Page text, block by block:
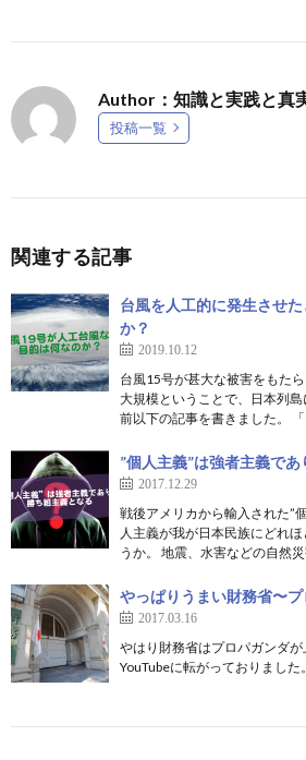
Author：知識と実践と真
投稿一覧
関連する記事
台風を人工的に発生させ
か？
2019.10.12
台風15号が甚大な被害をもた
大規模ということで、日本列
前以下の記事を書きました。
”個人主義”は強者主義で
2017.12.29
戦後アメリカから輸入された”
人主義が我が日本民族にどれ
うか。 地震、水害などの自然
やっぱりうまい財務省〜
2017.03.16
やはり財務省はプロパガンダ
YouTubeに転がっておりまし